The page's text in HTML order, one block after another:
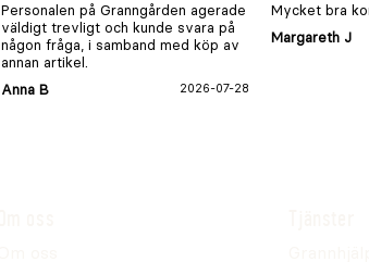
Personalen på Granngården agerade
väldigt trevligt och kunde svara på
någon fråga, i samband med köp av
annan artikel.
Anna B
2026-07-28
Mycket bra
Margareth J